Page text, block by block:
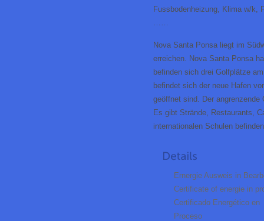
Fussbodenheizung, Klima w/k,
……
Nova Santa Ponsa liegt im
erreichen. Nova Santa Ponsa
befinden sich drei Golfplätze
befindet sich der neue Hafen
geöffnet sind. Der
Es gibt Strände, Restaurants,
internationalen Schulen
Ernergie Ausweis in
Certificate of energie in
Certificado Energético en
Proceso